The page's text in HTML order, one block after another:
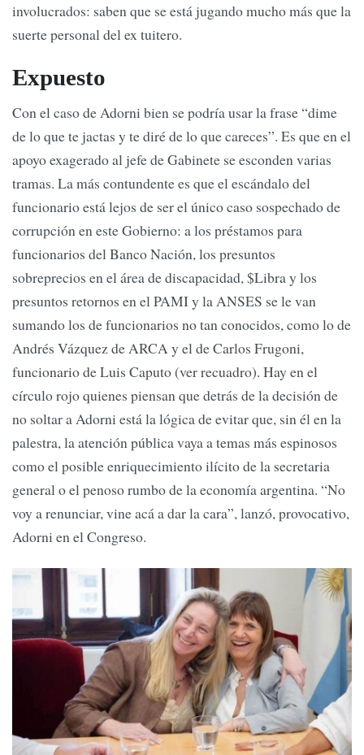
involucrados: saben que se está jugando mucho más que la
suerte personal del ex tuitero.
Expuesto
Con el caso de Adorni bien se podría usar la frase “dime
de lo que te jactas y te diré de lo que careces”. Es que en el
apoyo exagerado al jefe de Gabinete se esconden varias
tramas. La más contundente es que el escándalo del
funcionario está lejos de ser el único caso sospechado de
corrupción en este Gobierno: a los préstamos para
funcionarios del Banco Nación, los presuntos
sobreprecios en el área de discapacidad, $Libra y los
presuntos retornos en el PAMI y la ANSES se le van
sumando los de funcionarios no tan conocidos, como lo de
Andrés Vázquez de ARCA y el de Carlos Frugoni,
funcionario de Luis Caputo (ver recuadro). Hay en el
círculo rojo quienes piensan que detrás de la decisión de
no soltar a Adorni está la lógica de evitar que, sin él en la
palestra, la atención pública vaya a temas más espinosos
como el posible enriquecimiento ilícito de la secretaria
general o el penoso rumbo de la economía argentina. “No
voy a renunciar, vine acá a dar la cara”, lanzó, provocativo,
Adorni en el Congreso.